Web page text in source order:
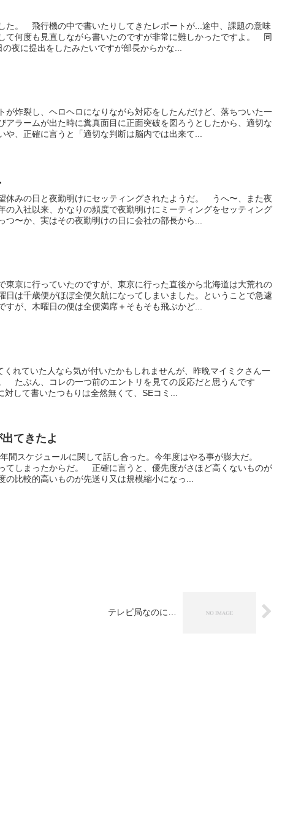
た。 飛行機の中で書いたりしてきたレポートが...途中、課題の意味
て何度も見直しながら書いたのですが非常に難しかったですよ。 同
夜に提出をしたみたいですが部長からかな...
が炸裂し、ヘロヘロになりながら対応をしたんだけど、落ちついた一
ラームが出た時に糞真面目に正面突破を図ろうとしたから、適切な
、正確に言うと「適切な判断は脳内では出来て...
休みの日と夜勤明けにセッティングされたようだ。 うへ〜、また夜
入社以来、かなりの頻度で夜勤明けにミーティングをセッティング
つ〜か、実はその夜勤明けの日に会社の部長から...
東京に行っていたのですが、東京に行った直後から北海道は大荒れの
日は千歳便がほぼ全便欠航になってしまいました。ということで急遽
すが、木曜日の便は全便満席＋そもそも飛ぶかど...
くれていた人なら気が付いたかもしれませんが、昨晩マイミクさん一
たぶん、コレの一つ前のエントリを見ての反応だと思うんです
して書いたつもりは全然無くて、SEコミ...
てきたよ
間スケジュールに関して話し合った。今年度はやる事が膨大だ。
てしまったからだ。 正確に言うと、優先度がさほど高くないものが
の比較的高いものが先送り又は規模縮小になっ...
テレビ局なのに…